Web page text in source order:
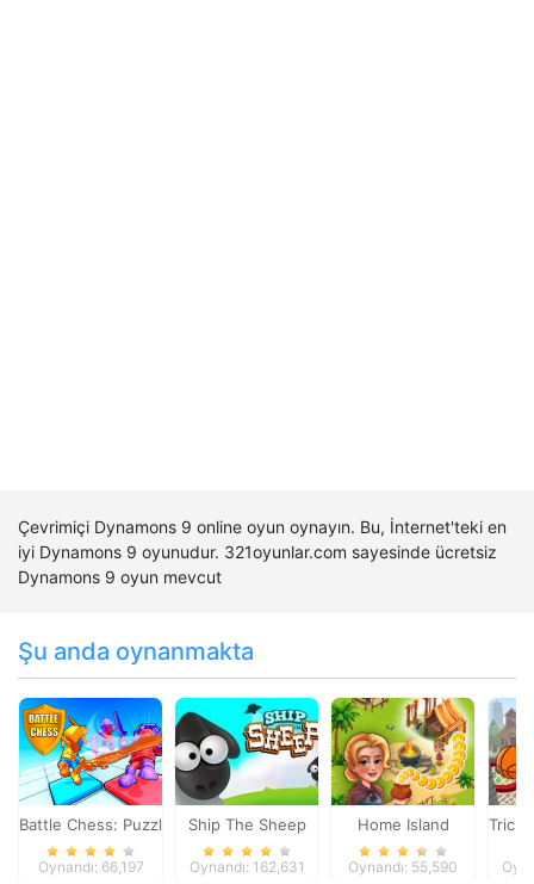
Çevrimiçi Dynamons 9 online oyun oynayın. Bu, İnternet'teki en
iyi Dynamons 9 oyunudur. 321oyunlar.com sayesinde ücretsiz
Dynamons 9 oyun mevcut
Şu anda oynanmakta
Battle Chess: Puzzle
Oynandı: 66,197
Ship The Sheep
Oynandı: 162,631
Home Island
Oynandı: 55,590
Trick